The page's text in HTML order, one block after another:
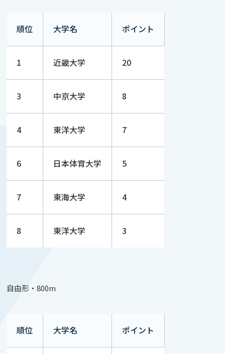
順位 大学名 ポイント
1 近畿大学 20
3 中京大学 8
4 東洋大学 7
6 日本体育大学 5
7 東海大学 4
8 東洋大学 3
自由形・800m
順位 大学名 ポイント